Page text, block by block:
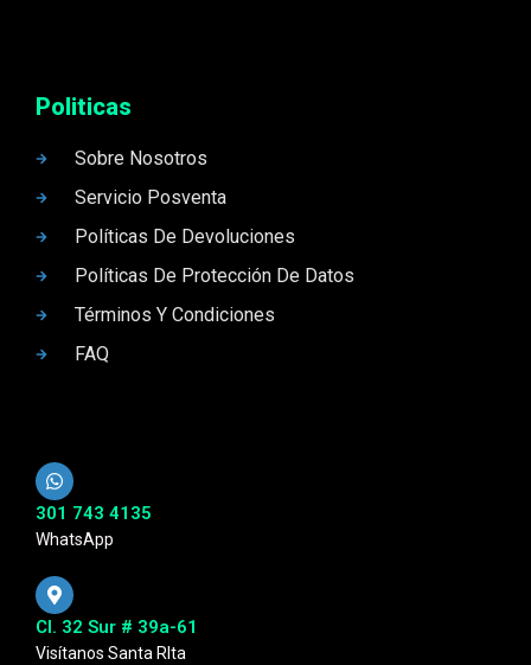
Politicas
Sobre Nosotros
Servicio Posventa
Políticas De Devoluciones
Políticas De Protección De Datos
Términos Y Condiciones
FAQ
301 743 4135
WhatsApp
Cl. 32 Sur # 39a-61
Visítanos Santa RIta